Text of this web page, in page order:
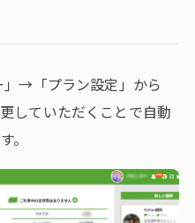
」→「プラン設定」から
していただくことで自動
。